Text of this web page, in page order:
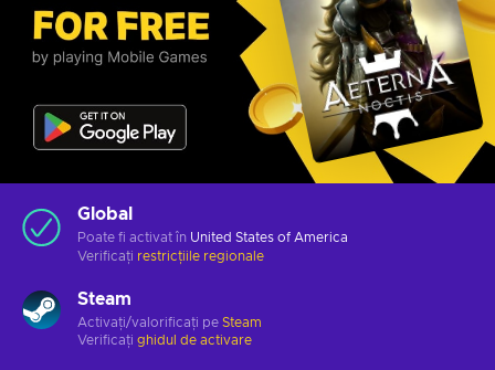
Global
Poate fi activat în United States of America
Verificați restricțiile regionale
Steam
Activați/valorificați pe Steam
Verificați ghidul de activare